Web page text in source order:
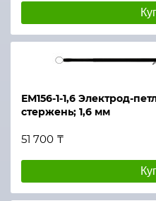
ЕМ156-1-1,6 Электрод-
стержень; 1,6 мм
51 700 ₸